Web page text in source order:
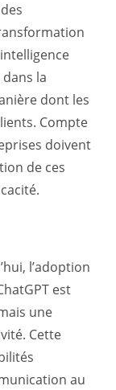
la
dont les
Compte
doivent
de ces
l’adoption
est
une
Cette
au